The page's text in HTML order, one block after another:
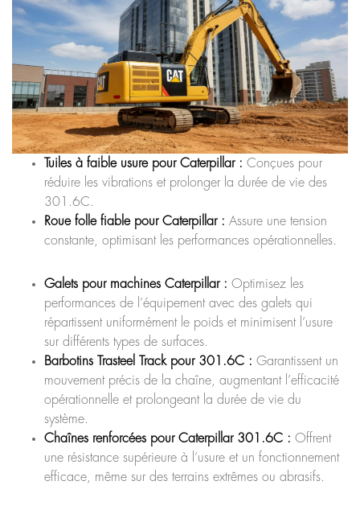
Tuiles à faible usure pour Caterpillar : Conçues pour
réduire les vibrations et prolonger la durée de vie des
301.6C.
Roue folle fiable pour Caterpillar : Assure une tension
constante, optimisant les performances opérationnelles.
Galets pour machines Caterpillar : Optimisez les
performances de l’équipement avec des galets qui
répartissent uniformément le poids et minimisent l’usure
sur différents types de surfaces.
Barbotins Trasteel Track pour 301.6C : Garantissent un
mouvement précis de la chaîne, augmentant l’efficacité
opérationnelle et prolongeant la durée de vie du
système.
Chaînes renforcées pour Caterpillar 301.6C : Offrent
une résistance supérieure à l’usure et un fonctionnement
efficace, même sur des terrains extrêmes ou abrasifs.